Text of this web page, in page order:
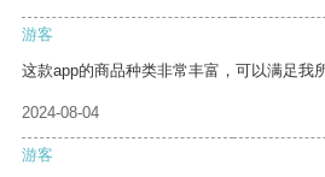
游客
这款app的商品种类非常丰富，可以满足我
2024-08-04
游客